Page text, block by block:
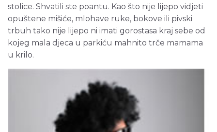
stolice. Shvatili ste poantu. Kao što nije lijepo vidjeti
opuštene mišiće, mlohave ruke, bokove ili pivski
trbuh tako nije lijepo ni imati gorostasa kraj sebe od
kojeg mala djeca u parkiću mahnito trče mamama
u krilo.